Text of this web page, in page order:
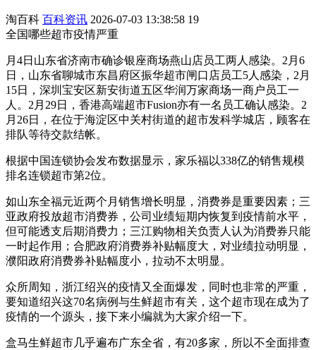
淘百科 百科资讯 2026-07-03 13:38:58 19
全国哪些超市疫情严重
月4日山东省济南市确诊银座商场燕山店员工两人感染。2月6
日，山东省聊城市东昌府区振华超市闸口店员工5人感染，2月
15日，深圳宝安区新安街道五区华润万家商场一商户员工一
人。2月29日，香港高端超市Fusion亦有一名员工确认感染。2
月26日，在位于海淀区中关村街道的超市发科学城店，顾客在
排队等待交款结帐。
根据中国连锁协会发布数据显示，家乐福以338亿的销售规模
排名连锁超市第2位。
如山东全福元近两个月销售增长明显，消费券是重要因素；三
亚政府投放超市消费券，公司业绩短期内恢复到疫情前水平，
但可能透支后期消费力；三江购物相关负责人认为消费券只能
一时起作用；合肥政府消费券补贴幅度大，对业绩拉动明显，
濮阳政府消费券补贴幅度小，拉动不太明显。
众所周知，浙江绍兴的疫情又全面爆发，同时也非常的严重，
要知道绍兴这70名病例与生鲜超市有关，这个超市现在成为了
疫情的一个源头，接下来小编就为大家介绍一下。
盒马生鲜超市几乎遍布广东全省，有20多家，所以不全面排查